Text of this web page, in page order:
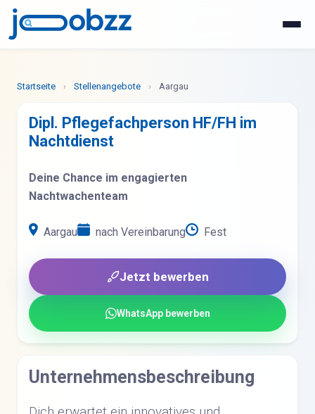
Startseite › Stellenangebote › Aargau
Dipl. Pflegefachperson HF/FH im
Nachtdienst
Deine Chance im engagierten
Nachtwachenteam
Aargau nach Vereinbarung Fest
Jetzt bewerben
WhatsApp bewerben
Unternehmensbeschreibung